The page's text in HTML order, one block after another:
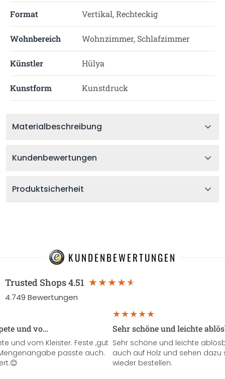
Format Vertikal, Rechteckig
Wohnbereich Wohnzimmer, Schlafzimmer
Künstler Hülya
Kunstform Kunstdruck
Materialbeschreibung
Kundenbewertungen
Produktsicherheit
KUNDENBEWERTUNGEN
Trusted Shops4.51
4.749 Bewertungen
und vo…
und vom Kleister. Feste ,gut
passte auch.
Sehr schöne und leichte
Sehr schöne und leichte
auch auf Holz und sehen
wieder bestellen.